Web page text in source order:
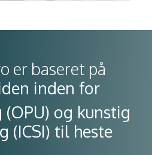
er baseret på
inden for
og kunstig
(ICSI) til heste